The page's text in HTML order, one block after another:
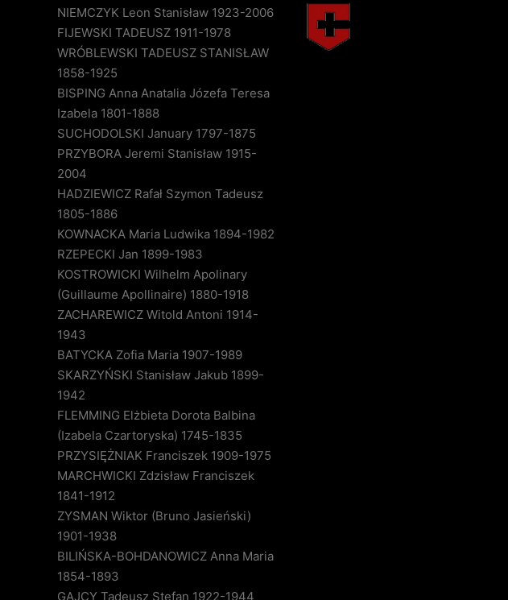
NIEMCZYK Leon Stanisław 1923-2006
FIJEWSKI TADEUSZ 1911-1978
WRÓBLEWSKI TADEUSZ STANISŁAW
1858-1925
BISPING Anna Anatalia Józefa Teresa
Izabela 1801-1888
SUCHODOLSKI January 1797-1875
PRZYBORA Jeremi Stanisław 1915-
2004
HADZIEWICZ Rafał Szymon Tadeusz
1805-1886
KOWNACKA Maria Ludwika 1894-1982
RZEPECKI Jan 1899-1983
KOSTROWICKI Wilhelm Apolinary
(Guillaume Apollinaire) 1880-1918
ZACHAREWICZ Witold Antoni 1914-
1943
BATYCKA Zofia Maria 1907-1989
SKARZYŃSKI Stanisław Jakub 1899-
1942
FLEMMING Elżbieta Dorota Balbina
(Izabela Czartoryska) 1745-1835
PRZYSIĘŻNIAK Franciszek 1909-1975
MARCHWICKI Zdzisław Franciszek
1841-1912
ZYSMAN Wiktor (Bruno Jasieński)
1901-1938
BILIŃSKA-BOHDANOWICZ Anna Maria
1854-1893
GAJCY Tadeusz Stefan 1922-1944